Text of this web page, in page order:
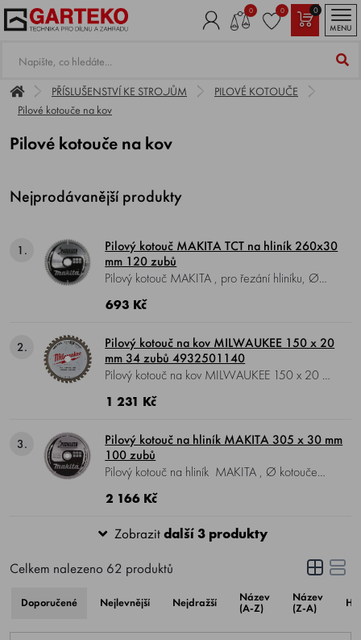
0 0
0
MENU
PŘÍSLUŠENSTVÍ KE STROJŮM
PILOVÉ KOTOUČE
Pilové kotouče na kov
Pilové kotouče na kov
Nejprodávanější produkty
1.
Pilový kotouč MAKITA TCT na hliník 260x30
mm 120 zubů
Pilový kotouč MAKITA , pro řezání hliníku, Ø
kotouče 260 mm, Ø vrtání 30 mm, 120 zubů,
693 Kč
2.
Pilový kotouč na kov MILWAUKEE 150 x 20
mm 34 zubů 4932501140
Pilový kotouč na kov MILWAUKEE 150 x 20 ,
průměr kotouče 150 mm, průměr hřídele 20
1 231 Kč
3.
Pilový kotouč na hliník MAKITA 305 x 30 mm
100 zubů
Pilový kotouč na hliník MAKITA , Ø kotouče
305 mm, Ø vrtání 30 mm, 100 zubů, pro
2 166 Kč
Zobrazitdalší 3 produkty
Celkem nalezeno 62 produktů
Doporučené Nejlevnější Nejdražší
Název
(A-Z)
Název
(Z-A)